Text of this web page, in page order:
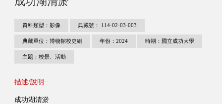
資料類型：影像 典藏號： 114-02-03-003
典藏單位：博物館校史組 年份：2024 時期：國立成功大學
主題：校景、活動
描述/說明::
成功湖清淤